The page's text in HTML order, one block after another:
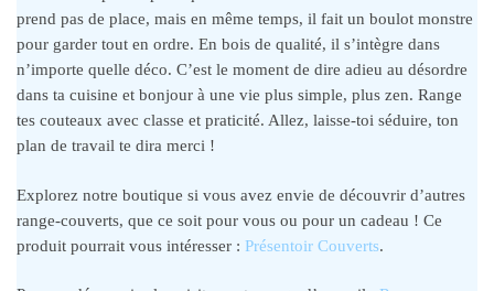
prend pas de place, mais en même temps, il fait un boulot monstre
pour garder tout en ordre. En bois de qualité, il s’intègre dans
n’importe quelle déco. C’est le moment de dire adieu au désordre
dans ta cuisine et bonjour à une vie plus simple, plus zen. Range
tes couteaux avec classe et praticité. Allez, laisse-toi séduire, ton
plan de travail te dira merci !
Explorez notre boutique si vous avez envie de découvrir d’autres
range-couverts, que ce soit pour vous ou pour un cadeau ! Ce
produit pourrait vous intéresser : Présentoir Couverts.